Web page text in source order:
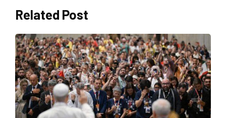
Related Post